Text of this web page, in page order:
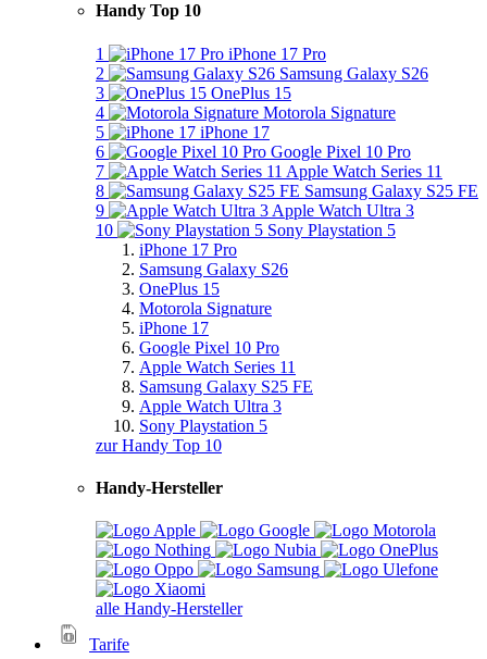
Handy Top 10
1
iPhone 17 Pro
2
Samsung Galaxy S26
3
OnePlus 15
4
Motorola Signature
5
iPhone 17
6
Google Pixel 10 Pro
7
Apple Watch Series 11
8
Samsung Galaxy S25 FE
9
Apple Watch Ultra 3
10
Sony Playstation 5
iPhone 17 Pro
Samsung Galaxy S26
OnePlus 15
Motorola Signature
iPhone 17
Google Pixel 10 Pro
Apple Watch Series 11
Samsung Galaxy S25 FE
Apple Watch Ultra 3
Sony Playstation 5
zur Handy Top 10
Handy-Hersteller
alle Handy-Hersteller
Tarife